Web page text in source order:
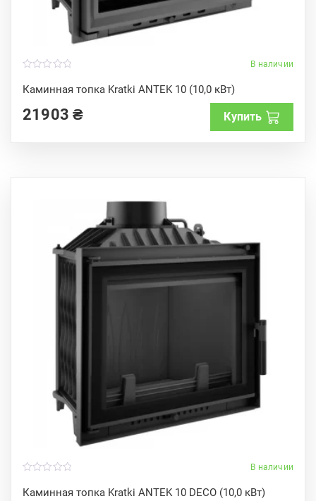
В наличии
Каминная топка Kratki ANTEK 10 (10,0 кВт)
o
u
o
f
21903₴ Купить
В наличии
Каминная топка Kratki ANTEK 10 DECO (10,0 кВт)
o
u